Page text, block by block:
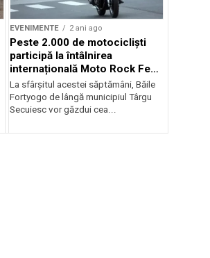
EVENIMENTE 2 ani ago
Peste 2.000 de motocicliști
participă la întâlnirea
internațională Moto Rock Fest
la Băile Fortyogo
La sfârșitul acestei săptămâni, Băile
Fortyogo de lângă municipiul Târgu
Secuiesc vor găzdui cea...